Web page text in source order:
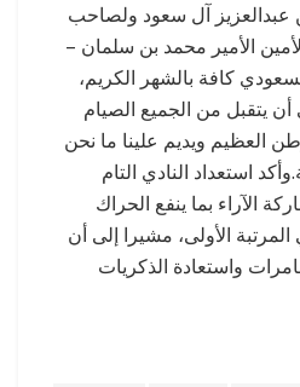
عبدالعزيز آل سعود ولصاحب
الأمير محمد بن سلمان –
كافة بالشهر الكريم،
أن يتقبل من الجميع الصيام
العظيم ويديم علينا ما نحن
استعداد النادي التام
الآراء بما ينفع الحراك
الأولى، مشيرا إلى أن
واستعادة الذكريات